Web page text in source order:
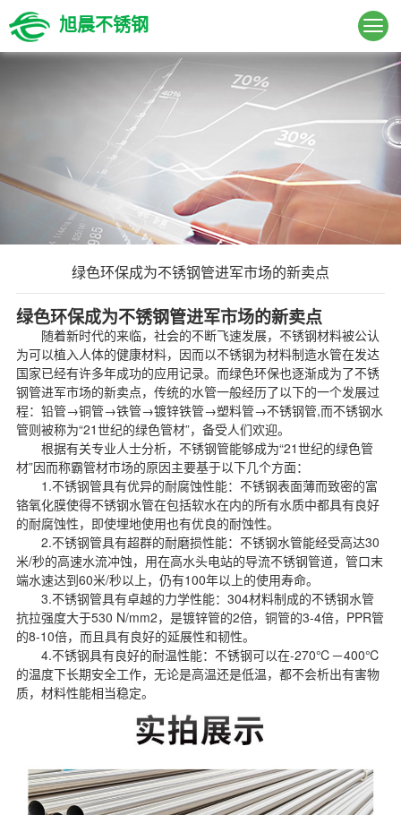
旭晨不锈钢
绿色环保成为不锈钢管进军市场的新卖点
绿色环保成为不锈钢管进军市场的新卖点
随着新时代的来临，社会的不断飞速发展，不锈钢材料被公认
为可以植入人体的健康材料，因而以不锈钢为材料制造水管在发达
国家已经有许多年成功的应用记录。而绿色环保也逐渐成为了不锈
钢管进军市场的新卖点，传统的水管一般经历了以下的一个发展过
程：铅管→铜管→铁管→镀锌铁管→塑料管→不锈钢管,而不锈钢水
管则被称为“21世纪的绿色管材”，备受人们欢迎。
根据有关专业人士分析，不锈钢管能够成为“21世纪的绿色管
材”因而称霸管材市场的原因主要基于以下几个方面：
1.不锈钢管具有优异的耐腐蚀性能：不锈钢表面薄而致密的富
铬氧化膜使得不锈钢水管在包括软水在内的所有水质中都具有良好
的耐腐蚀性，即使埋地使用也有优良的耐蚀性。
2.不锈钢管具有超群的耐磨损性能：不锈钢水管能经受高达30
米/秒的高速水流冲蚀，用在高水头电站的导流不锈钢管道，管口末
端水速达到60米/秒以上，仍有100年以上的使用寿命。
3.不锈钢管具有卓越的力学性能：304材料制成的不锈钢水管
抗拉强度大于530 N/mm2，是镀锌管的2倍，铜管的3-4倍，PPR管
的8-10倍，而且具有良好的延展性和韧性。
4.不锈钢具有良好的耐温性能：不锈钢可以在-270℃－400℃
的温度下长期安全工作，无论是高温还是低温，都不会析出有害物
质，材料性能相当稳定。